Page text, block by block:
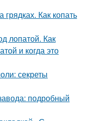
грядках. Как копать
лопатой. Как
и когда это
секреты
подробный